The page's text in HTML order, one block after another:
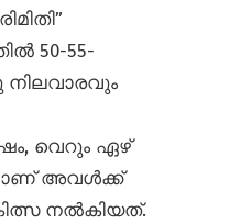
50-55-
വെറും ഏഴ്
അവൾക്ക്
നൽകിയത്.